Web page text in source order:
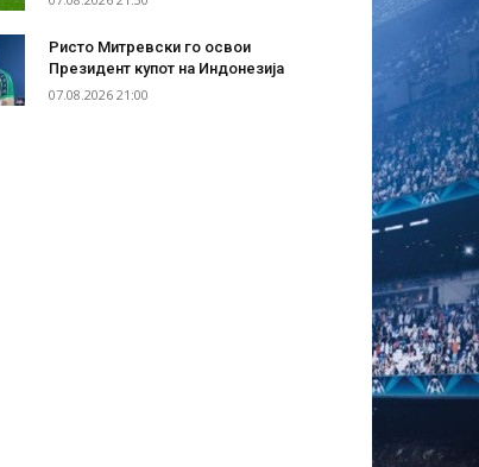
Ристо Митревски го освои
Президент купот на Индонезија
07.08.2026 21:00